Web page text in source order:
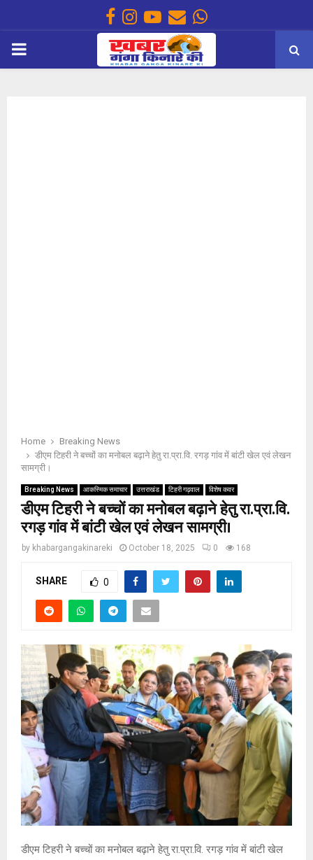
Facebook
Instagram
Youtube
EmailWhatsapp
PRIMARY
Home
Breaking News
डीएम टिहरी ने बच्चों का मनोबल बढ़ाने हेतु रा.प्रा.वि. रगड़ गांव में बांटी खेल एवं लेखन
सामग्री।
Breaking News आकस्मिक समाचार उत्तराखंड टिहरी गढ़वाल विशेष कवर
डीएम टिहरी ने बच्चों का मनोबल बढ़ाने हेतु रा.प्रा.वि.
रगड़ गांव में बांटी खेल एवं लेखन सामग्री।
by khabargangakinareki October 18, 2025 0 168
SHARE 0
डीएम टिहरी ने बच्चों का मनोबल बढ़ाने हेतु रा.प्रा.वि. रगड़ गांव में बांटी खेल